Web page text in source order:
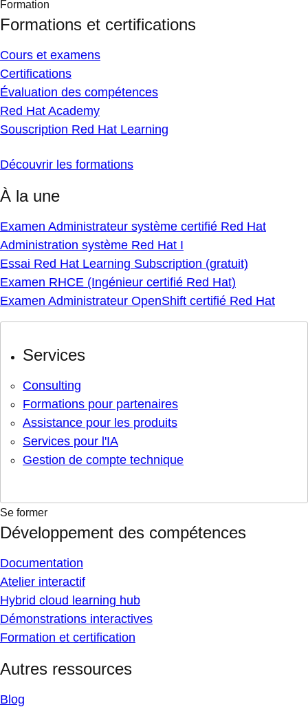
Formation
Formations et certifications
Cours et examens
Certifications
Évaluation des compétences
Red Hat Academy
Souscription Red Hat Learning
Découvrir les formations
À la une
Examen Administrateur système certifié Red Hat
Administration système Red Hat I
Essai Red Hat Learning Subscription (gratuit)
Examen RHCE (Ingénieur certifié Red Hat)
Examen Administrateur OpenShift certifié Red Hat
Services
Consulting
Formations pour partenaires
Assistance pour les produits
Services pour l'IA
Gestion de compte technique
Se former
Développement des compétences
Documentation
Atelier interactif
Hybrid cloud learning hub
Démonstrations interactives
Formation et certification
Autres ressources
Blog